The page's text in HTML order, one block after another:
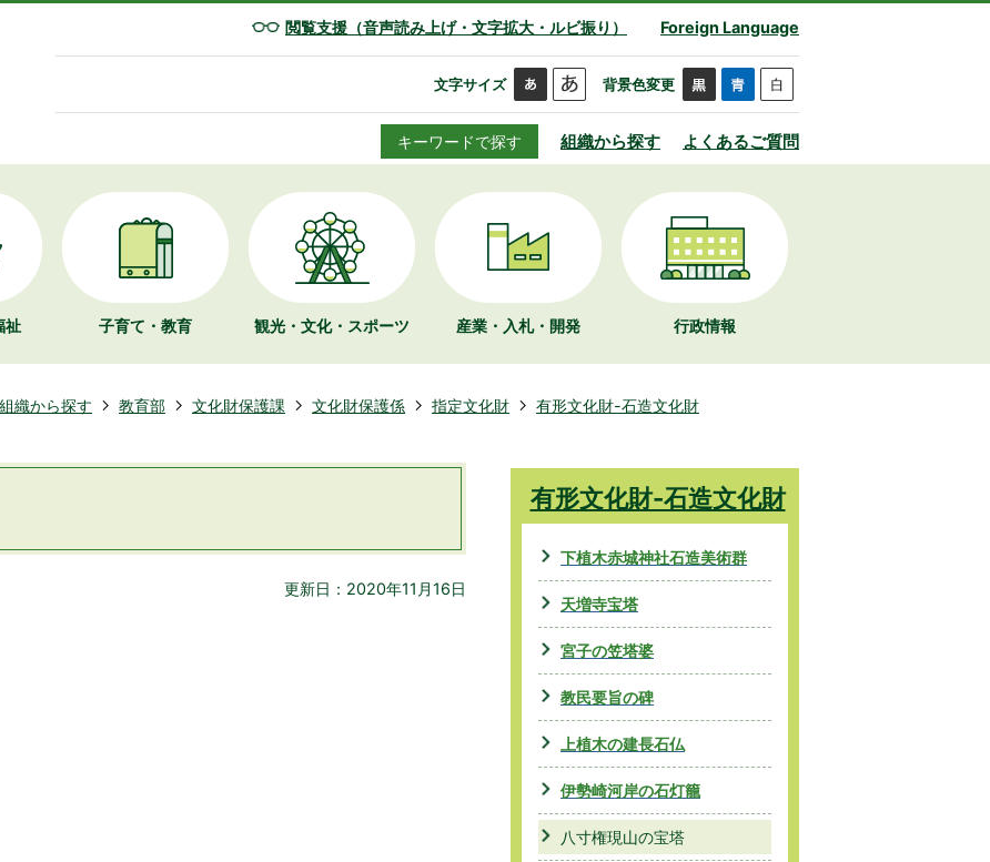
閲覧支援（音声読み上げ・文字拡大・ルビ振り） Foreign Language
文字サイズ 背景色変更
キーワードで探す 組織から探す よくあるご質問
祉 子育て・教育 観光・文化・ スポーツ 産業・入札・開発 行政情報
組織から探す 教育部 文化財保護課 文化財保護係 指定文化財
有形文化財-石造文化財
更新日：2020年11月16日
有形文化財-石造文化財
下植木赤城神社石造美術群
天増寺宝塔
宮子の笠塔婆
教民要旨の碑
上植木の建長石仏
伊勢崎河岸の石灯籠
八寸権現山の宝塔